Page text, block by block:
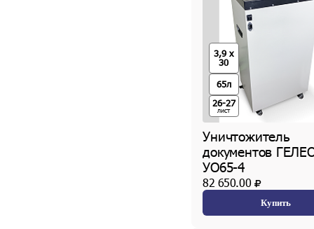
3,9 x
30
65л
26-27
лист
Уничтожитель
документов
УО65-4
82 650.00
Купить